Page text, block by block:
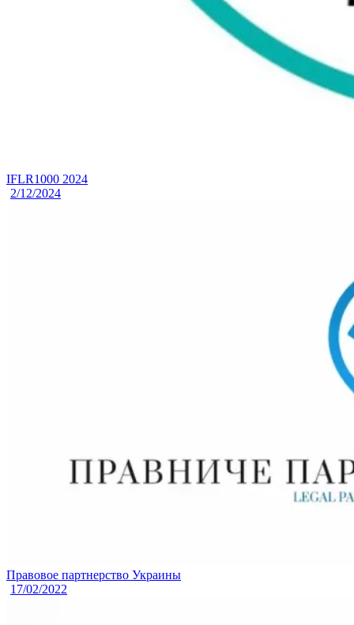
IFLR1000 2024
2/12/2024
Правовое партнерство Украины
17/02/2022